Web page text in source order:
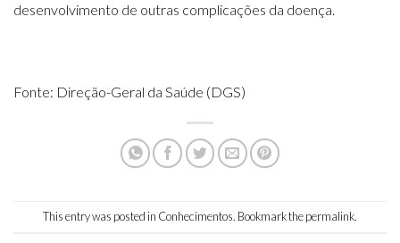
desenvolvimento de outras complicações da doença.
Fonte: Direção-Geral da Saúde (DGS)
This entry was posted in Conhecimentos. Bookmark thepermalink.